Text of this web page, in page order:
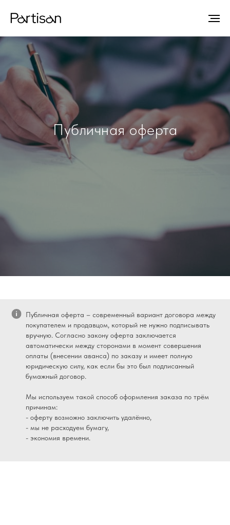
Публичная оферта
Публичная оферта – современный вариант договора между
покупателем и продавцом, который не нужно подписывать
вручную. Согласно закону оферта заключается
автоматически между сторонами в момент совершения
оплаты (внесении аванса) по заказу и имеет полную
юридическую силу, как если бы это был подписанный
бумажный договор.
Мы используем такой способ оформления заказа по трём
причинам:
- оферту возможно заключить удалённо,
- мы не расходуем бумагу,
- экономия времени.